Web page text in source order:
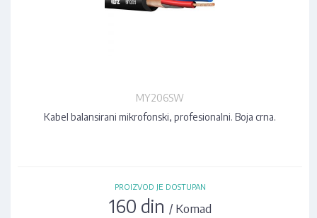
MY206SW
Kabel balansirani mikrofonski, profesionalni. Boja crna.
PROIZVOD JE DOSTUPAN
160 din / Komad